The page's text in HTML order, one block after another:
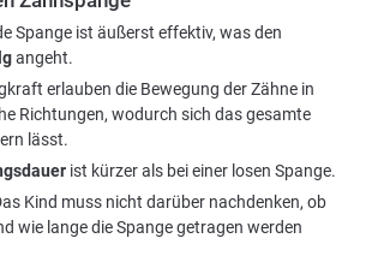
Spange ist äußerst effektiv, was den
angeht.
erlauben die Bewegung der Zähne in
Richtungen, wodurch sich das gesamte
lässt.
ist kürzer als bei einer losen Spange.
Kind muss nicht darüber nachdenken, ob
wie lange die Spange getragen werden